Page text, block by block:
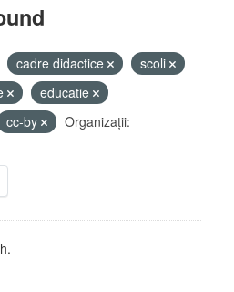
cadre didactice
scoli
educatie
cc-by
Organizații: